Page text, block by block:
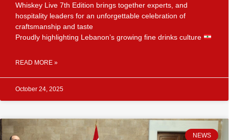
Whiskey Live 7th Edition brings together experts, and
hospitality leaders for an unforgettable celebration of
craftsmanship and taste
Proudly highlighting Lebanon’s growing fine drinks culture
READ MORE »
October 24, 2025
NEWS